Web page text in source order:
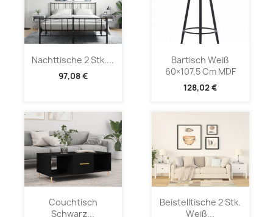
Nachttische 2 Stk....
97,08 €
Bartisch Weiß
60×107,5 Cm MDF
128,02 €
Couchtisch
Schwarz...
Beistelltische 2 Stk.
Weiß...